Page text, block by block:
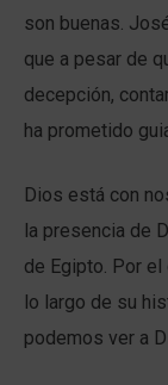
son buenas.
que a pesar de
decepción,
ha prometido
Dios está con
la presencia de
de Egipto. Por
lo largo de su
podemos ver a